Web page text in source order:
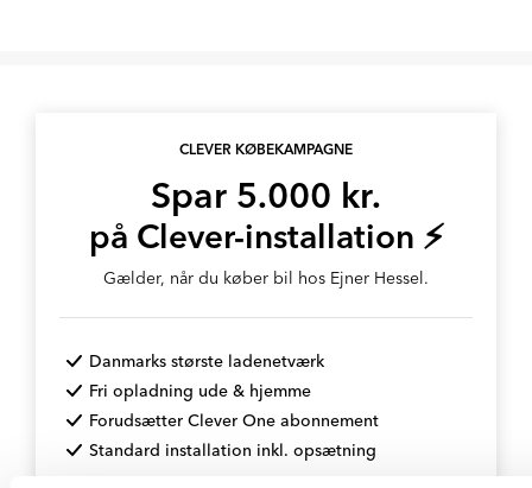
CLEVER KØBEKAMPAGNE
Spar 5.000 kr.
på Clever-installation ⚡
Gælder, når du køber bil hos Ejner Hessel.
Danmarks største ladenetværk
Fri opladning ude & hjemme
Forudsætter Clever One abonnement
Standard installation inkl. opsætning